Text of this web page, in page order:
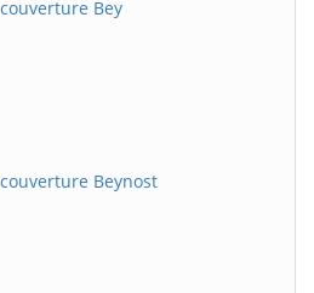
Bey
Beynost